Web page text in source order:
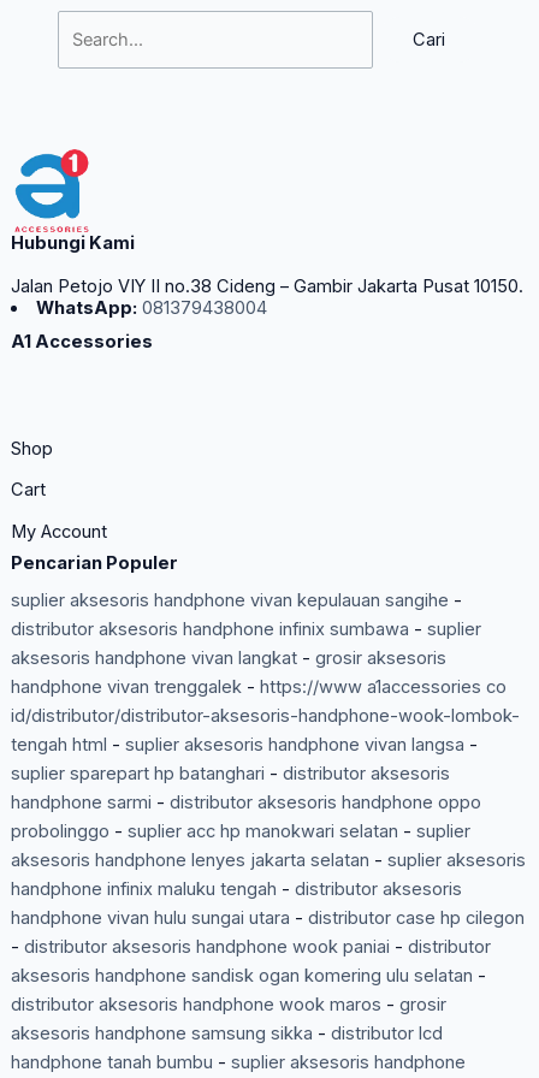
Hubungi Kami
Jalan Petojo VIY II no.38 Cideng – Gambir Jakarta Pusat 10150.
WhatsApp: 081379438004
A1 Accessories
Shop
Cart
My Account
Pencarian Populer
suplier aksesoris handphone vivan kepulauan sangihe -
distributor aksesoris handphone infinix sumbawa - suplier
aksesoris handphone vivan langkat- grosir aksesoris
handphone vivan trenggalek- https://www a1accessories co
id/distributor/distributor-aksesoris-handphone-wook-lombok-
tengah html - suplier aksesoris handphone vivan langsa -
suplier sparepart hp batanghari - distributor aksesoris
handphone sarmi - distributor aksesoris handphone oppo
probolinggo - suplier acc hp manokwari selatan - suplier
aksesoris handphone lenyes jakarta selatan - suplier aksesoris
handphone infinix maluku tengah - distributor aksesoris
handphone vivan hulu sungai utara - distributor case hp cilegon
- distributor aksesoris handphone wook paniai - distributor
aksesoris handphone sandisk ogan komering ulu selatan -
distributor aksesoris handphone wook maros - grosir
aksesoris handphone samsung sikka - distributor lcd
handphone tanah bumbu - suplier aksesoris handphone